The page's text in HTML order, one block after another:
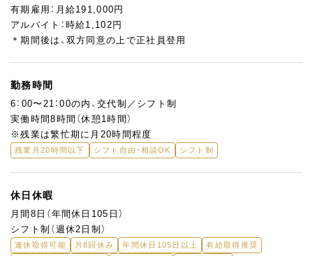
有期雇用：月給191,000円
アルバイト：時給1,102円
＊期間後は、双方同意の上で正社員登用
勤務時間
6：00〜21：00の内、交代制／シフト制
実働時間8時間（休憩1時間）
※残業は繁忙期に月20時間程度
残業月20時間以下 シフト自由・相談OK シフト制
休日休暇
月間8日（年間休日105日）
シフト制（週休2日制）
連休取得可能 月8回休み 年間休日105日以上 有給取得推奨